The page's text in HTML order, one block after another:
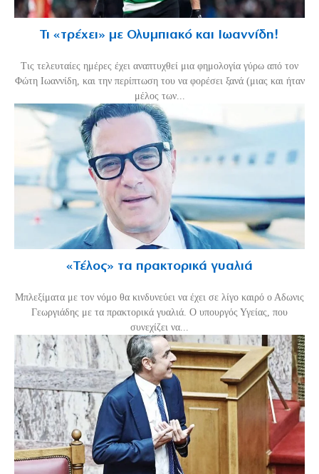
Τι «τρέχει» με Ολυμπιακό και Ιωαννίδη!
Τις τελευταίες ημέρες έχει αναπτυχθεί μια φημολογία γύρω από τον
Φώτη Ιωαννίδη, και την περίπτωση του να φορέσει ξανά (μιας και ήταν
μέλος των...
«Τέλος» τα πρακτορικά γυαλιά
Μπλεξίματα με τον νόμο θα κινδυνεύει να έχει σε λίγο καιρό ο Αδωνις
Γεωργιάδης με τα πρακτορικά γυαλιά. Ο υπουργός Υγείας, που
συνεχίζει να...